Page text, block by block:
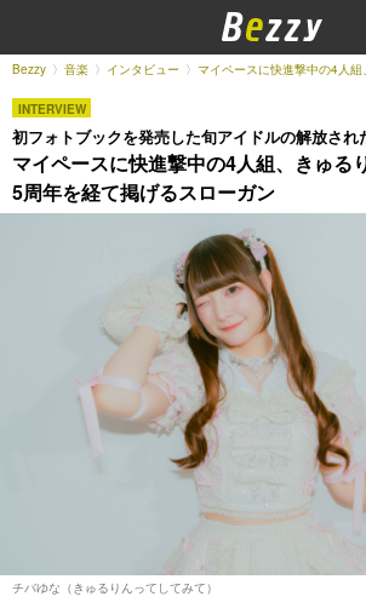
Bezzy 音楽 インタビュー マイペースに快進撃中の4人
INTERVIEW
初フォトブックを発売した旬アイドルの解放され
マイペースに快進撃中の4人組、きゅる
5周年を経て掲げるスローガン
チバゆな（きゅるりんってしてみて）